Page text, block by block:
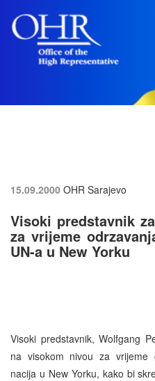
15.09.2000 OHR Sarajevo
Visoki predstavnik
za vrijeme
UN-a u New Yorku
Visoki predstavnik, Wolfgang
na visokom nivou za vrijeme
nacija u New Yorku, kako bi